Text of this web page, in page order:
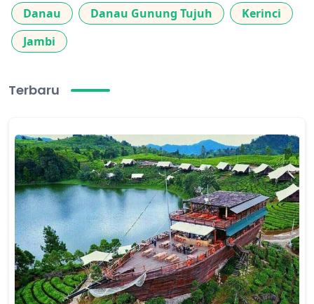
Danau Danau Gunung Tujuh
Kerinci
Jambi
Terbaru